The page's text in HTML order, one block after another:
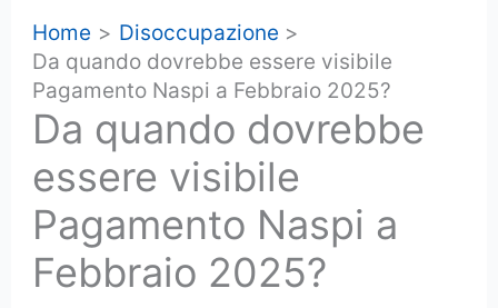
Home
Disoccupazione
Da quando dovrebbe essere visibile
Pagamento Naspi a Febbraio 2025?
Da quando dovrebbe
essere visibile
Pagamento Naspi a
Febbraio 2025?